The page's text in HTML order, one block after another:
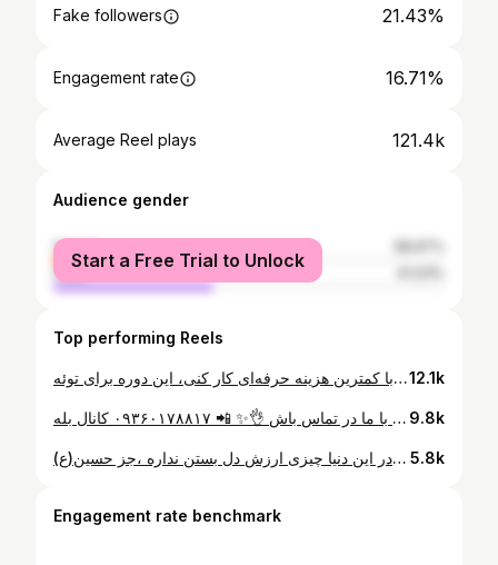
Fake followers 21.43%
Engagement rate 16.71%
Average Reel plays 121.4k
Audience gender
female
male
Start a Free Trial to Unlock
Top performing Reels
تمام تکنیک‌های این پوست و مژه‌گذاری رودر کلاس‌های آپدیت یاد می‌گیری✨ اگر می‌خوای با جدیدترین متدهای میکاپ، با کمترین هزینه حرفه‌ای کار کنی، این دوره برای توئه. 🫵🏼🤍 برای مشاوره یا ثبت‌نام، با من تماس بگیر یا کلمه «آپدیت» رو دایرکت کن. 📲 ۰۹۳۶۰۱۷۸۸۱۷ @faezehshaker_makeupartist ❤️ ظرفیت محدوده؛ قبل از تکمیل ظرفیت ثبت‌نامت رو انجام بده. #فائزه_شاکر #faezehshaker #میکاپ #آموزش_میکاپ #آموزش12.1k
اگر دوست داری بدونی برای طراحی این ابرو از چه متریالی استفاده کردم، کلمه «ابرو» رو کامنت کن 😉❤️ برای شرکت در کلاس‌های آموزشی من، جایی که تمام نکات ریز تا درشت طراحی ابرو و میکاپ رو کامل یاد می‌گیری، با قیمت استثنایی با ما در تماس باش 👌✨ 📲 ۰۹۳۶۰۱۷۸۸۱۷ کانال بله👇🏼 ble.ir/join/6GD1r1dBi4 #میکاپ #آموزش #طراحی_ابرو #makeup #فائزه_شا 9.8k
⁨ برو دورهایت را بزن ولی در این دنيا چيزى ارزش دل بستن نداره ،جز حسين(ع)⁩ 5.8k
Engagement rate benchmark